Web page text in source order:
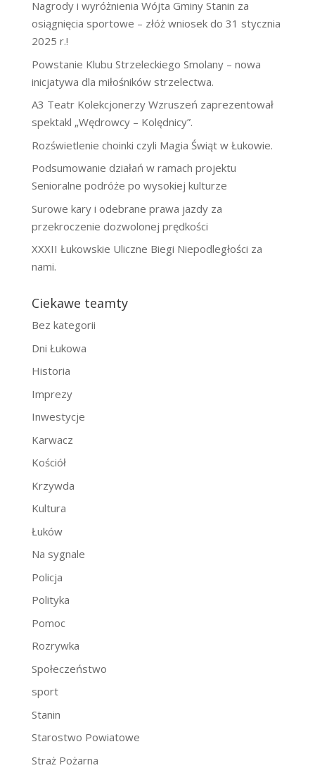
Nagrody i wyróżnienia Wójta Gminy Stanin za
osiągnięcia sportowe – złóż wniosek do 31 stycznia
2025 r.!
Powstanie Klubu Strzeleckiego Smolany – nowa
inicjatywa dla miłośników strzelectwa.
A3 Teatr Kolekcjonerzy Wzruszeń zaprezentował
spektakl „Wędrowcy – Kolędnicy”.
Rozświetlenie choinki czyli Magia Świąt w Łukowie.
Podsumowanie działań w ramach projektu
Senioralne podróże po wysokiej kulturze
Surowe kary i odebrane prawa jazdy za
przekroczenie dozwolonej prędkości
XXXII Łukowskie Uliczne Biegi Niepodległości za
nami.
Ciekawe teamty
Bez kategorii
Dni Łukowa
Historia
Imprezy
Inwestycje
Karwacz
Kościół
Krzywda
Kultura
Łuków
Na sygnale
Policja
Polityka
Pomoc
Rozrywka
Społeczeństwo
sport
Stanin
Starostwo Powiatowe
Straż Pożarna